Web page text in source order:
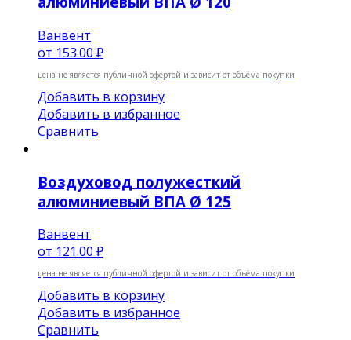
Ванвент
от 153.00 ₽
цена не является публичной офертой и зависит от объёма покупки
Добавить в корзину
Добавить в избранное
Сравнить
Воздуховод полужесткий
алюминиевый ВПА Ø 125
Ванвент
от 121.00 ₽
цена не является публичной офертой и зависит от объёма покупки
Добавить в корзину
Добавить в избранное
Сравнить